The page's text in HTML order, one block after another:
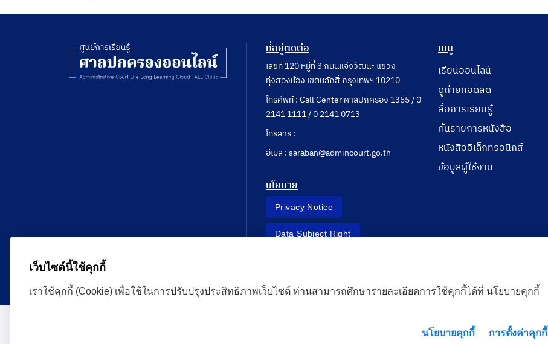
ที่อยู่ติดต่อ
เลขที่ 120 หมู่ที่ 3 ถนนแจ้งวัฒนะ แขวง
ทุ่งสองห้อง เขตหลักสี่ กรุงเทพฯ 10210
โทรศัพท์ : Call Center ศาลปกครอง 1355 / 0
2141 1111 / 0 2141 0713
โทรสาร :
อีเมล : saraban@admincourt.go.th
นโยบาย
Privacy Notice
Data Subject Right
เมนู
เรียนออนไลน์
ดูถ่ายทอดสด
สื่อการเรียนรู้
ค้นรายการหนังสือ
หนังสืออิเล็กทรอนิกส์
ข้อมูลผู้ใช้งาน
เว็บไซต์นี้ใช้คุกกี้
เราใช้คุกกี้ (Cookie) เพื่อใช้ในการปรับปรุงประสิทธิภาพเว็บไซต์ ท่านสามารถศึกษารายละเอียดการใช้คุกกี้ได้ที่ นโยบายคุกกี้
นโยบายคุกกี้ การตั้งค่าคุกกี้